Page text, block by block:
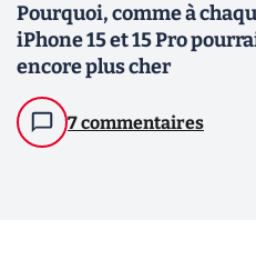
Pourquoi, comme à
iPhone 15 et 15 Pro
encore plus cher
7 commentaires